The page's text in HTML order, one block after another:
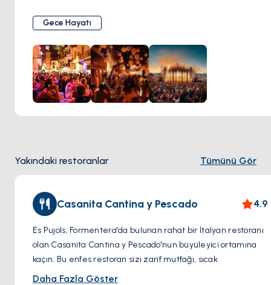
Tipic: Ada genelinde en popüler gece kulüplerinden biri
olan Tipic, yerli halkı ve turistleri çekiyor. Elektronik ve
house müziği sunuyor.
Canlı Müzik ve Kokteyller:
Bananas & Co: Canlı müzik ve DJ'lerin yanı sıra kokteyller ve
dansın da yer aldığı eğlenceli bir parti atmosferine sahip
kadar değişen canlı müzik performanslarıyla ünlüdür.
Plajda Rahatlatıcı:
lounge bar havası sunar. Daha sakin bir akşam için
içecekler ve müzik için mükemmeldir.
Gece Hayatı
Yakındaki restoranlar Tümünü Gör
Casanita Cantina y Pescado 4.9
Es Pujols, Formentera'da bulunan rahat bir İtalyan restoranı
olan Casanita Cantina y Pescado'nun büyüleyici ortamına
kaçın. Bu enfes restoran sizi zarif mutfağı, sıcak
misafirperverliği ve güzel kapalı terasıyla İtalya'ya
Daha Fazla Göster